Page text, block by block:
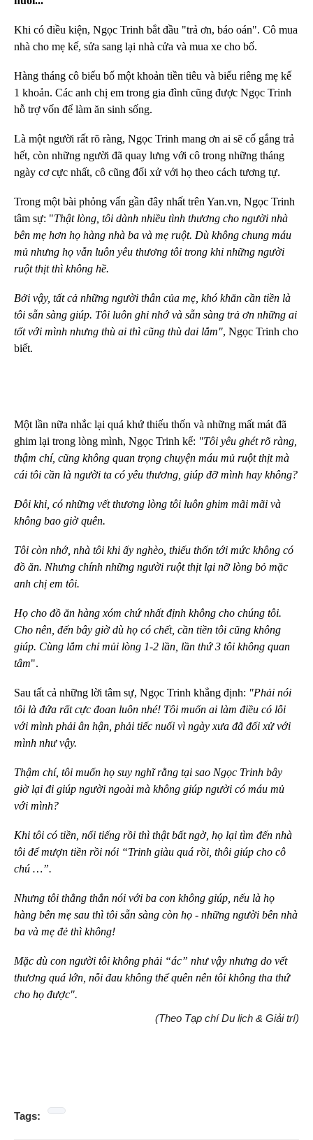
Khi có điều kiện, Ngọc Trinh bắt đầu "trả ơn, báo oán". Cô mua
nhà cho mẹ kế, sửa sang lại nhà cửa và mua xe cho bố.
Hàng tháng cô biếu bố một khoản tiền tiêu và biếu riêng mẹ kế
1 khoản. Các anh chị em trong gia đình cũng được Ngọc Trinh
hỗ trợ vốn để làm ăn sinh sống.
Là một người rất rõ ràng, Ngọc Trinh mang ơn ai sẽ cố gắng trả
hết, còn những người đã quay lưng với cô trong những tháng
ngày cơ cực nhất, cô cũng đối xử với họ theo cách tương tự.
Trong một bài phỏng vấn gần đây nhất trên Yan.vn, Ngọc Trinh
tâm sự: "Thật lòng, tôi dành nhiều tình thương cho người nhà
bên mẹ hơn họ hàng nhà ba và mẹ ruột. Dù không chung máu
mủ nhưng họ vẫn luôn yêu thương tôi trong khi những người
ruột thịt thì không hề.
Bởi vậy, tất cả những người thân của mẹ, khó khăn cần tiền là
tôi sẵn sàng giúp. Tôi luôn ghi nhớ và sẵn sàng trả ơn những ai
tốt với mình nhưng thù ai thì cũng thù dai lắm", Ngọc Trinh cho
biết.
Một lần nữa nhắc lại quá khứ thiếu thốn và những mất mát đã
ghim lại trong lòng mình, Ngọc Trinh kể: "Tôi yêu ghét rõ ràng,
thậm chí, cũng không quan trọng chuyện máu mủ ruột thịt mà
cái tôi cần là người ta có yêu thương, giúp đỡ mình hay không?
Đôi khi, có những vết thương lòng tôi luôn ghim mãi mãi và
không bao giờ quên.
Tôi còn nhớ, nhà tôi khi ấy nghèo, thiếu thốn tới mức không có
đồ ăn. Nhưng chính những người ruột thịt lại nỡ lòng bỏ mặc
anh chị em tôi.
Họ cho đồ ăn hàng xóm chứ nhất định không cho chúng tôi.
Cho nên, đến bây giờ dù họ có chết, cần tiền tôi cũng không
giúp. Cùng lắm chỉ mủi lòng 1-2 lần, lần thứ 3 tôi không quan
tâm".
Sau tất cả những lời tâm sự, Ngọc Trinh khẳng định: "Phải nói
tôi là đứa rất cực đoan luôn nhé! Tôi muốn ai làm điều có lỗi
với mình phải ân hận, phải tiếc nuối vì ngày xưa đã đối xử với
mình như vậy.
Thậm chí, tôi muốn họ suy nghĩ rằng tại sao Ngọc Trinh bây
giờ lại đi giúp người ngoài mà không giúp người có máu mủ
với mình?
Khi tôi có tiền, nổi tiếng rồi thì thật bất ngờ, họ lại tìm đến nhà
tôi để mượn tiền rồi nói “Trinh giàu quá rồi, thôi giúp cho cô
chú …”.
Nhưng tôi thẳng thắn nói với ba con không giúp, nếu là họ
hàng bên mẹ sau thì tôi sẵn sàng còn họ - những người bên nhà
ba và mẹ đẻ thì không!
Mặc dù con người tôi không phải “ác” như vậy nhưng do vết
thương quá lớn, nỗi đau không thể quên nên tôi không tha thứ
cho họ được".
(Theo Tạp chí Du lịch & Giải trí)
Tags: